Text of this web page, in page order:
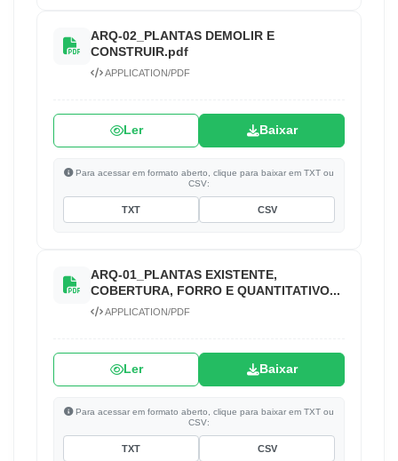
ARQ-02_PLANTAS DEMOLIR E
CONSTRUIR.pdf
APPLICATION/PDF
Ler Baixar
Para acessar em formato aberto, clique para baixar em TXT ou
CSV:
TXT CSV
ARQ-01_PLANTAS EXISTENTE,
COBERTURA, FORRO E QUANTITATIVO...
APPLICATION/PDF
Ler Baixar
Para acessar em formato aberto, clique para baixar em TXT ou
CSV:
TXT CSV